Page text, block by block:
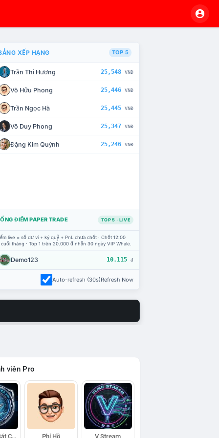
CHẾ TÀI XỬ LÝ VI PHẠM
XẾP HẠNG TOP 5
Trần Thị Hương 25,548 VNĐ
Võ Hữu Phong 25,446 VNĐ
Trần Ngọc Hà 25,445 VNĐ
Võ Duy Phong 25,347 VNĐ
Đặng Kim Quỳnh 25,246 VNĐ
ĐIỂM PAPER TRADE TOP 5 · LIVE
live = số dư ví + ký quỹ + PnL chưa chốt · Chốt 12:00
tháng · Top 1 trên 20.000 đ nhận 30 ngày VIP Whale.
Demo123 10.115 đ
Auto-refresh (30s)Refresh Now
viên Pro
Đội Trinh Sát Cá Voi Phí Hồ V Stream